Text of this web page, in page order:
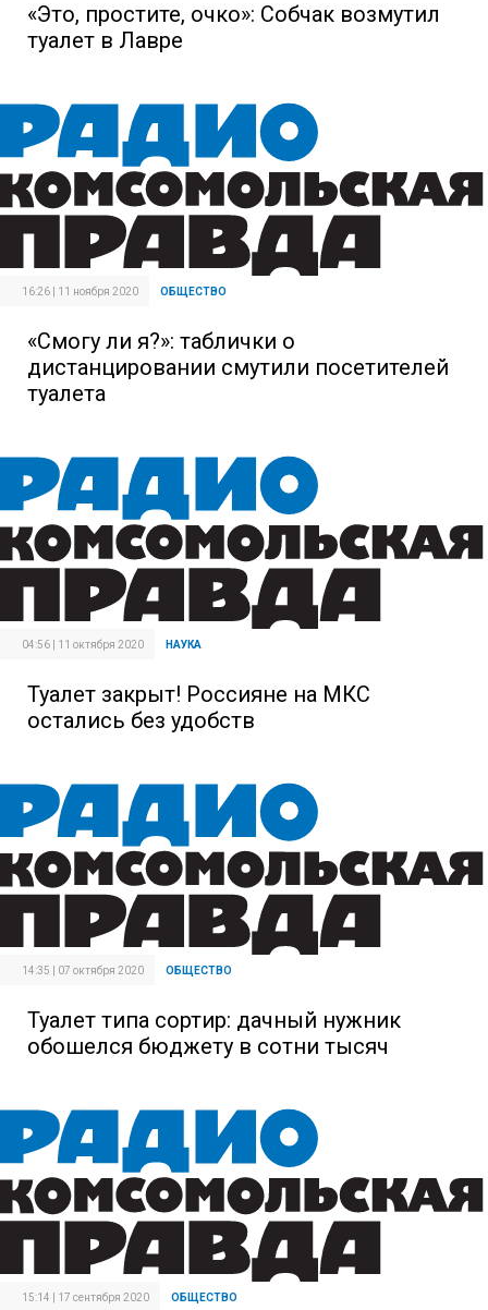
«Это, простите, очко»: Собчак возмутил
туалет в Лавре
16:26 | 11 ноября 2020 ОБЩЕСТВО
«Смогу ли я?»: таблички о
дистанцировании смутили посетителей
туалета
04:56 | 11 октября 2020 НАУКА
Туалет закрыт! Россияне на МКС
остались без удобств
14:35 | 07 октября 2020 ОБЩЕСТВО
Туалет типа сортир: дачный нужник
обошелся бюджету в сотни тысяч
15:14 | 17 сентября 2020 ОБЩЕСТВО